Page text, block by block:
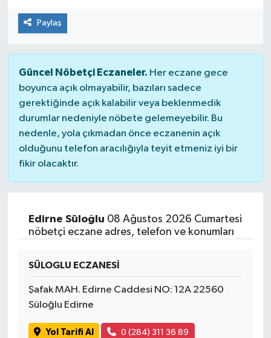
Paylaş
Güncel Nöbetçi Eczaneler. Her eczane gece
boyunca açık olmayabilir, bazıları sadece
gerektiğinde açık kalabilir veya beklenmedik
durumlar nedeniyle nöbete gelemeyebilir. Bu
nedenle, yola çıkmadan önce eczanenin açık
olduğunu telefon aracılığıyla teyit etmeniz iyi bir
fikir olacaktır.
Edirne Süloğlu 08 Ağustos 2026 Cumartesi
nöbetçi eczane adres, telefon ve konumları
SÜLOGLU ECZANESİ
Şafak MAH. Edirne Caddesi NO: 12A 22560
Süloğlu Edirne
Yol Tarifi Al 0 (284) 311 36 89